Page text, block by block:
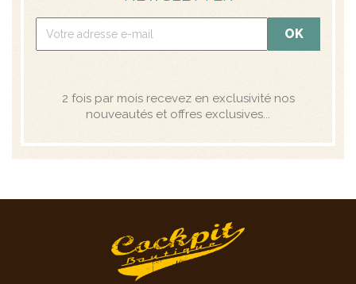
2 fois par mois recevez en exclusivité nos
nouveautés et offres exclusives...